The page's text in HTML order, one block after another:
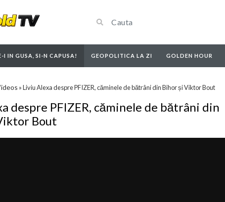
I IN GUSA, SI-N CAPUSA! GEOPOLITICA LA ZI GOLDEN HOUR
»Liviu Alexa despre PFIZER, căminele de bătrâni din Bihor și Viktor Bout
despre PFIZER, căminele de bătrâni din
Bout